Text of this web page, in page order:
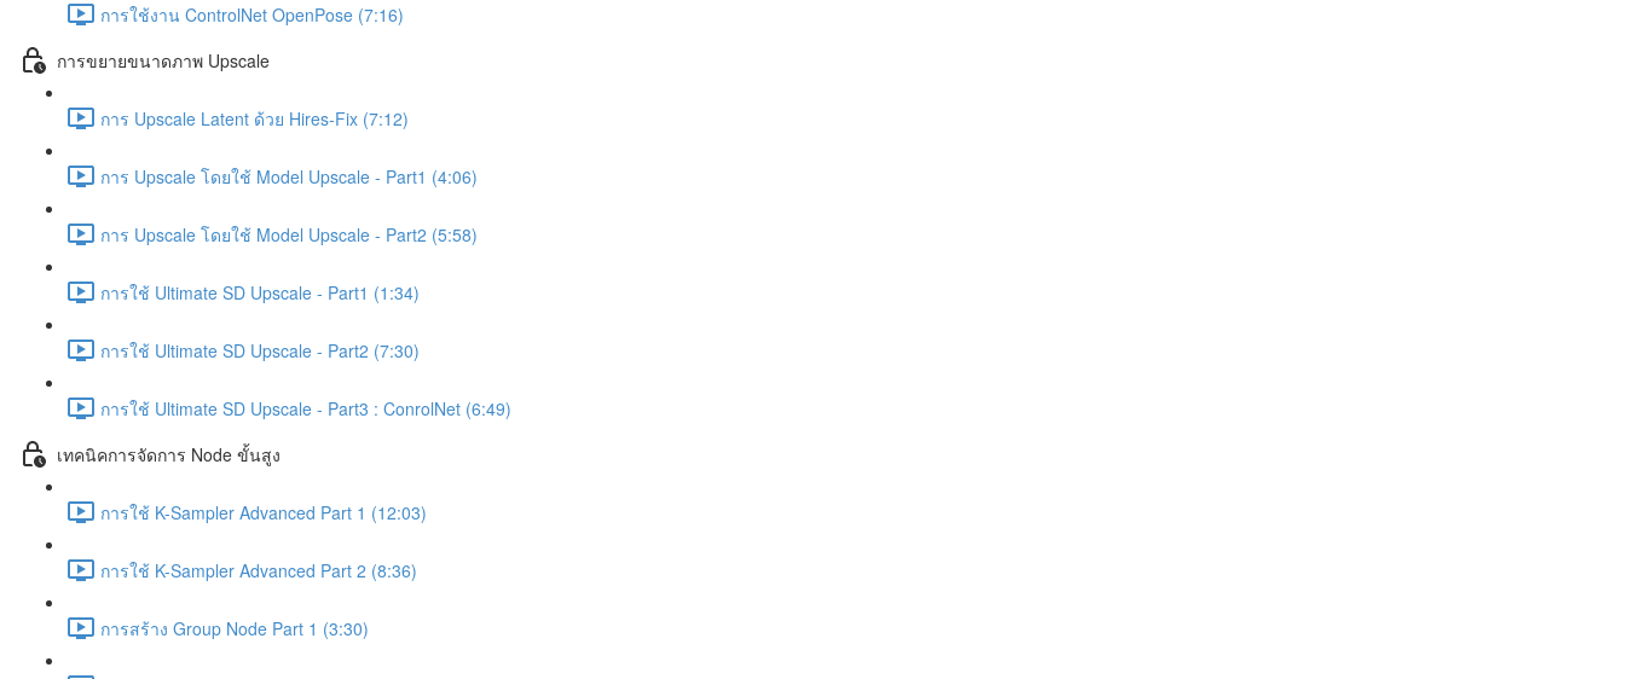
การใช้งาน ControlNet OpenPose (7:16)
การขยายขนาดภาพ Upscale
การ Upscale Latent ด้วย Hires-Fix (7:12)
การ Upscale โดยใช้ Model Upscale - Part1 (4:06)
การ Upscale โดยใช้ Model Upscale - Part2 (5:58)
การใช้ Ultimate SD Upscale - Part1 (1:34)
การใช้ Ultimate SD Upscale - Part2 (7:30)
การใช้ Ultimate SD Upscale - Part3 : ConrolNet (6:49)
เทคนิคการจัดการ Node ขั้นสูง
การใช้ K-Sampler Advanced Part 1 (12:03)
การใช้ K-Sampler Advanced Part 2 (8:36)
การสร้าง Group Node Part 1 (3:30)